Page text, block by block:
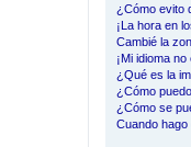
¿Cómo evito
¡La hora en
Cambié la
¡Mi idioma
¿Qué es la
¿Cómo
¿Cómo se
Cuando hago